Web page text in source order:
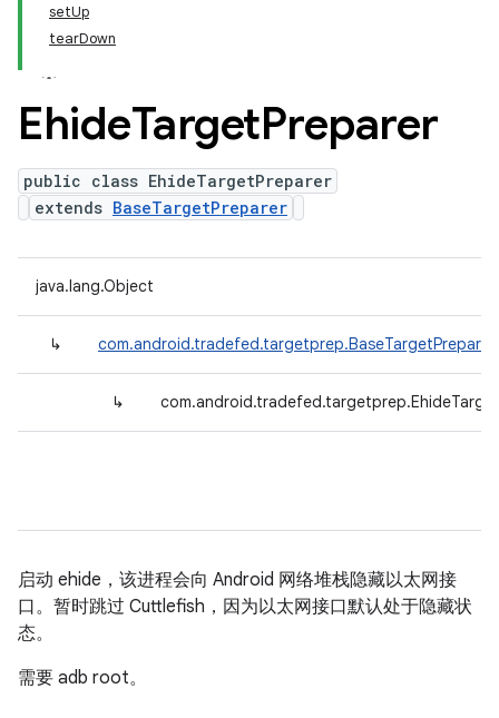
setUp
tearDown
EhideTargetPreparer
public class EhideTargetPreparer
extends BaseTargetPreparer
java.lang.Object
↳ com.android.tradefed.targetprep.BaseTargetPreparer
↳
启动 ehide，该进程会向 Android 网络堆栈隐藏以太网接
口。暂时跳过 Cuttlefish，因为以太网接口默认处于隐藏状
态。
需要 adb root。